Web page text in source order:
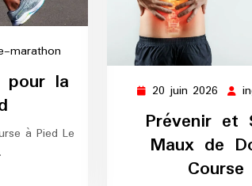
marathon
marathon
pour la
à Pied Le
20 juin 2026 20
juin
2026
Prévenir et
Maux de